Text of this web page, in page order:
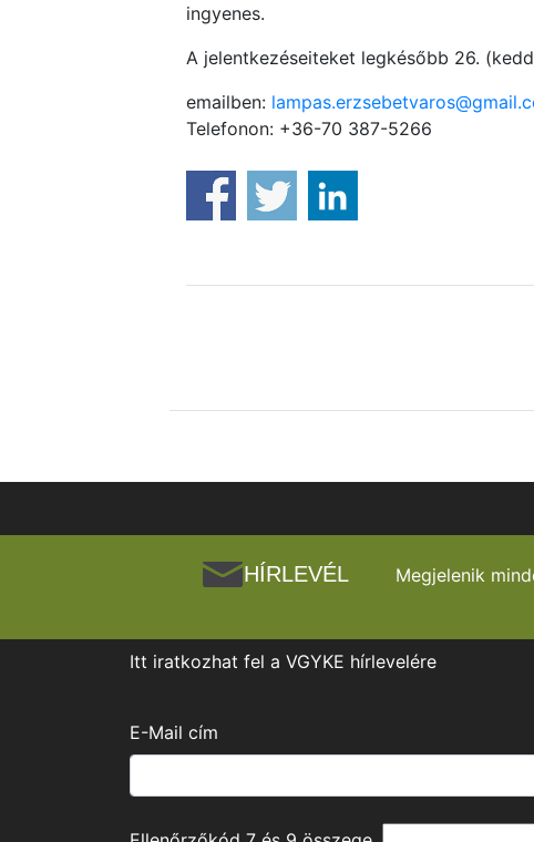
ingyenes.
A jelentkezéseiteket legkésőbb 26.
emailben:
Telefonon: +36-70 387-5266
HÍRLEVÉL Megjelenik
Itt iratkozhat fel a VGYKE hírlevelére
E-Mail cím